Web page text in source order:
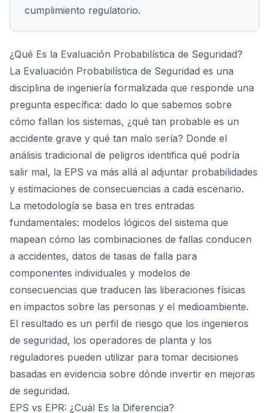
cumplimiento regulatorio.
¿Qué Es la Evaluación Probabilística de Seguridad?
La Evaluación Probabilística de Seguridad es una
disciplina de ingeniería formalizada que responde una
pregunta específica: dado lo que sabemos sobre
cómo fallan los sistemas, ¿qué tan probable es un
accidente grave y qué tan malo sería? Donde el
análisis tradicional de peligros identifica qué podría
salir mal, la EPS va más allá al adjuntar probabilidades
y estimaciones de consecuencias a cada escenario.
La metodología se basa en tres entradas
fundamentales: modelos lógicos del sistema que
mapean cómo las combinaciones de fallas conducen
a accidentes, datos de tasas de falla para
componentes individuales y modelos de
consecuencias que traducen las liberaciones físicas
en impactos sobre las personas y el medioambiente.
El resultado es un perfil de riesgo que los ingenieros
de seguridad, los operadores de planta y los
reguladores pueden utilizar para tomar decisiones
basadas en evidencia sobre dónde invertir en mejoras
de seguridad.
EPS vs EPR: ¿Cuál Es la Diferencia?